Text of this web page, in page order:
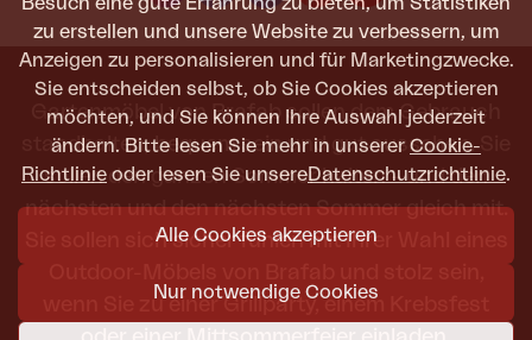
zu erstellen und unsere Website zu verbessern, um
Anzeigen zu personalisieren und für Marketingzwecke.
Sie entscheiden selbst, ob Sie Cookies akzeptieren
möchten, und Sie können Ihre Auswahl jederzeit
ändern. Bitte lesen Sie mehr in unserer Cookie-
Richtlinie oder lesen Sie unsereDatenschutzrichtlinie.
Alle Cookies akzeptieren
Nur notwendige Cookies
Gartenmöbel von Brafab sollen dem Gebrauch
standhalten, bequem sein und gut aussehen. Sie
sollen den ganzen Sommer halten – und den
nächsten und den nächsten Sommer gleich mit.
Sie sollen sich sicher fühlen mit Ihrer Wahl eines
wenn Sie zu einer Grillparty, einem Krebsfest